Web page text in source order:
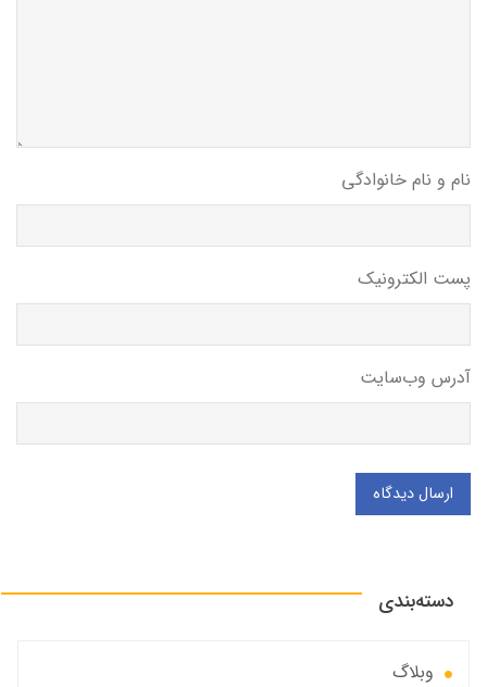
نام و نام خانوادگی
پست الکترونیک
آدرس وب‌سایت
ارسال دیدگاه
دسته‌بندی
وبلاگ